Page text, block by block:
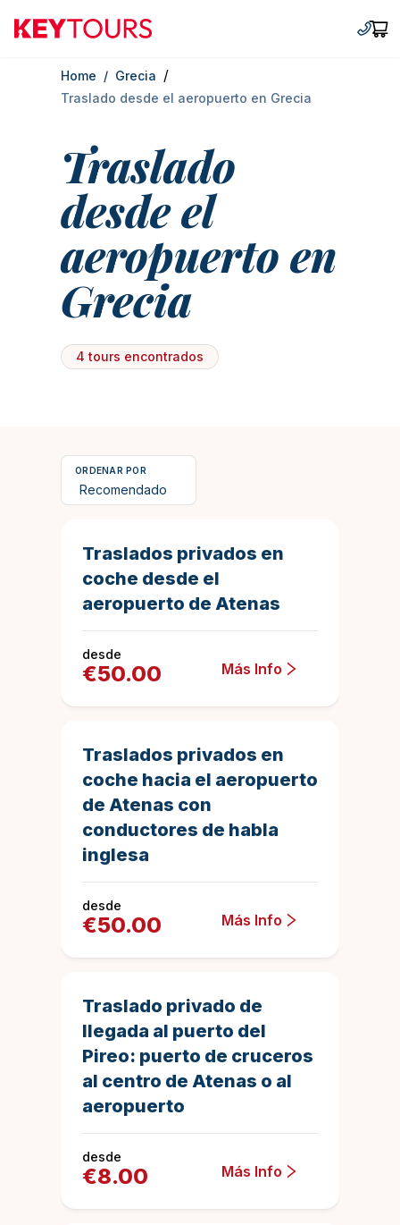
Keytours +30
Home / Grecia /
Traslado desde el aeropuerto en Grecia
Traslado
desde el
aeropuerto en
Grecia
4 tours encontrados
ORDENAR POR
Duration
45 minutos
Traslados privados en
coche desde el
aeropuerto de Atenas
desde
€50.00 Más Info
Duration
Traslados privados en
coche hacia el aeropuerto
de Atenas con
conductores de habla
inglesa
desde
€50.00 Más Info
Duration
Traslado privado de
llegada al puerto del
Pireo: puerto de cruceros
al centro de Atenas o al
aeropuerto
desde
€8.00 Más Info
Duration